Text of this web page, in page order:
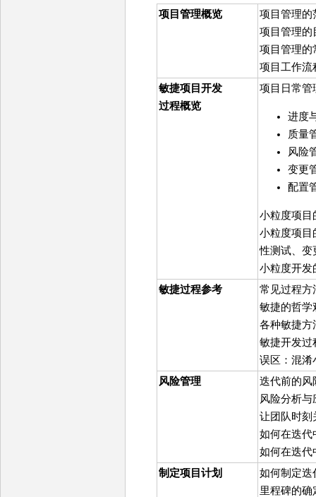
项目管理概览
项目管理的
项目管理的
项目管理的
项目工作流
敏捷项目开发
过程概览
项目日常管
进度
质量
风险
变更
配置
小粒度项目
小粒度项目
性测试、变
小粒度开发
敏捷过程参考
常见过程方
敏捷的哲学
各种敏捷方
敏捷开发过
误区：混淆
风险管理
迭代前的风
风险分析与
让团队时刻
如何在迭代
如何在迭代
制定项目计划
如何制定迭
里程碑的确